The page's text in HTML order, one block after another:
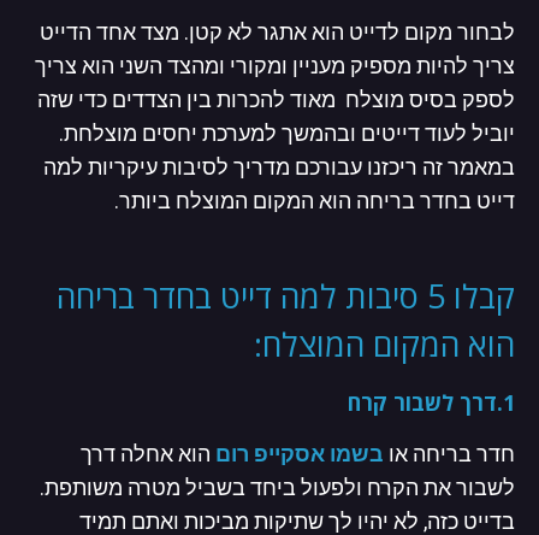
לבחור מקום לדייט הוא אתגר לא קטן. מצד אחד הדייט
צריך להיות מספיק מעניין ומקורי ומהצד השני הוא צריך
לספק בסיס מוצלח מאוד להכרות בין הצדדים כדי שזה
יוביל לעוד דייטים ובהמשך למערכת יחסים מוצלחת.
במאמר זה ריכזנו עבורכם מדריך לסיבות עיקריות למה
דייט בחדר בריחה הוא המקום המוצלח ביותר.
קבלו 5 סיבות למה דייט בחדר בריחה
הוא המקום המוצלח:
1.דרך לשבור קרח
חדר בריחה או בשמו אסקייפ רום הוא אחלה דרך
לשבור את הקרח ולפעול ביחד בשביל מטרה משותפת.
בדייט כזה, לא יהיו לך שתיקות מביכות ואתם תמיד